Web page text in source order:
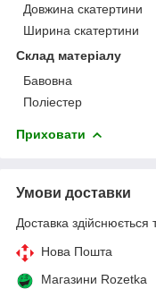
Довжина скатертини
Ширина скатертини
Склад матеріалу
Бавовна
Поліестер
Приховати
Умови доставки
Доставка здійснюється
Нова Пошта
Магазини Rozetka